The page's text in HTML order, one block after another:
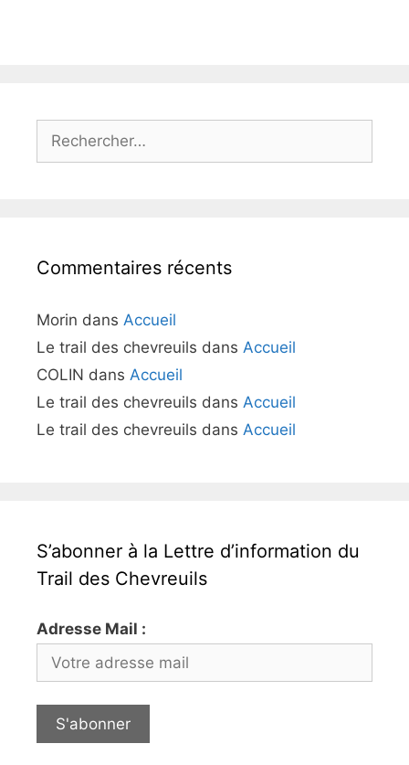
Commentaires récents
Morin dans Accueil
Le trail des chevreuils dans Accueil
COLIN dans Accueil
Le trail des chevreuils dans Accueil
Le trail des chevreuils dans Accueil
S’abonner à la Lettre d’information du
Trail des Chevreuils
Adresse Mail :